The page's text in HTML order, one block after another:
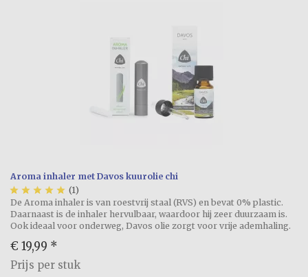
Aroma inhaler met Davos kuurolie chi
     (1)
De Aroma inhaler is van roestvrij staal (RVS) en bevat 0% plastic.
Daarnaast is de inhaler hervulbaar, waardoor hij zeer duurzaam is.
Ook ideaal voor onderweg, Davos olie zorgt voor vrije ademhaling.
€ 19,99 *
Prijs per stuk